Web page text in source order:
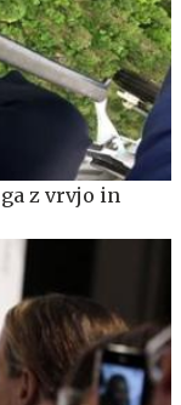
z vrvjo in